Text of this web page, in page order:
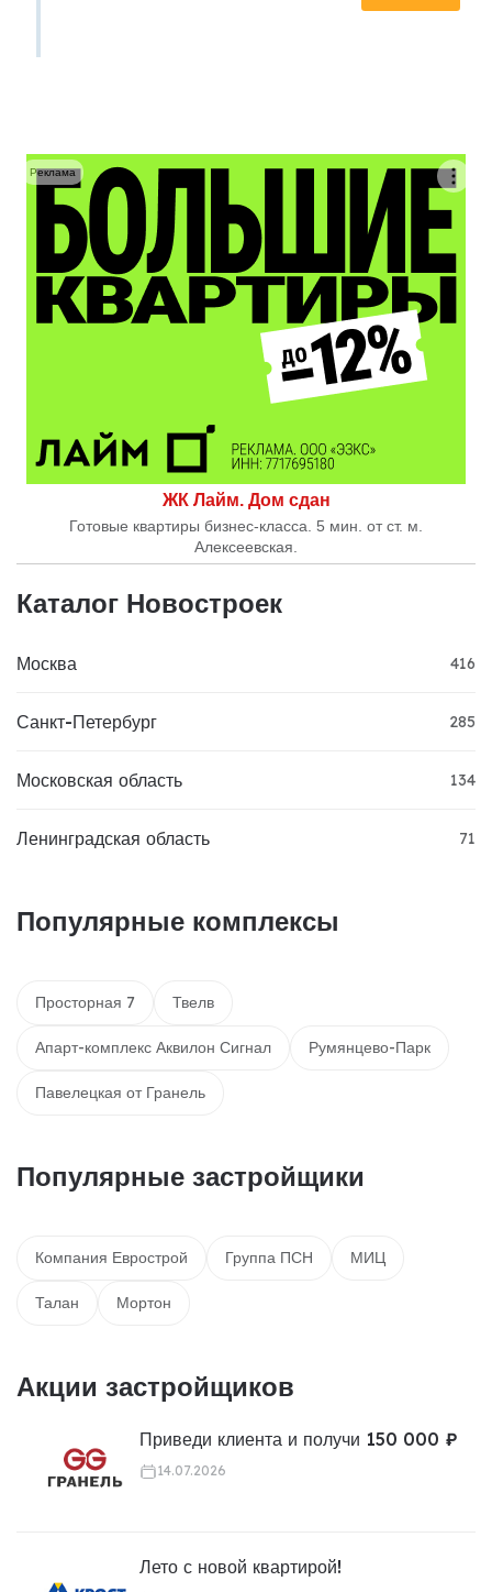
ЖК Лайм. Дом сдан
Готовые квартиры бизнес-класса. 5 мин. от ст. м.
Алексеевская.
Реклама
Каталог Новостроек
Москва 416
Санкт-Петербург 285
Московская область 134
Ленинградская область 71
Популярные комплексы
Просторная 7 Твелв
Апарт-комплекс Аквилон Сигнал Румянцево-Парк
Павелецкая от Гранель
Популярные застройщики
Компания Еврострой Группа ПСН МИЦ
Талан Мортон
Акции застройщиков
Приведи клиента и получи 150 000 ₽
14.07.2026
Лето с новой квартирой!